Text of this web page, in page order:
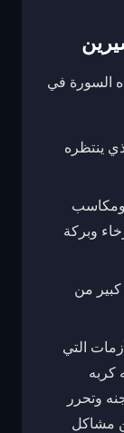
السورة في
ينتظره
ومكاسب
وبركة
من
التي
كربه
وتحرر
مشاكل